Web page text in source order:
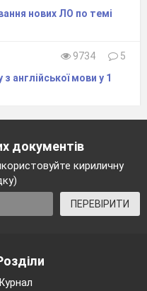
нових ЛО по темі
9734
5
англійської мови у 1
документів
кириличну
ПЕРЕВІРИТИ